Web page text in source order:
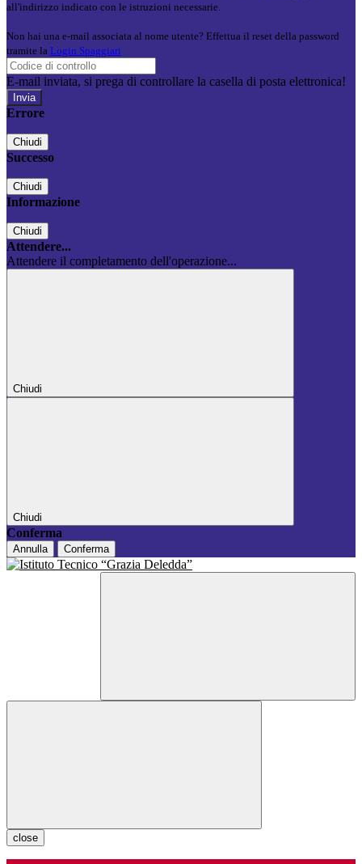
all'indirizzo indicato con le istruzioni necessarie.
Non hai una e-mail associata al nome utente? Effettua il reset della password
tramite la Login Spaggiari
E-mail inviata, si prega di controllare la casella di posta elettronica!
Errore
Chiudi
Successo
Chiudi
Informazione
Chiudi
Attendere...
Attendere il completamento dell'operazione...
Chiudi
Chiudi
Conferma
Annulla Conferma
close